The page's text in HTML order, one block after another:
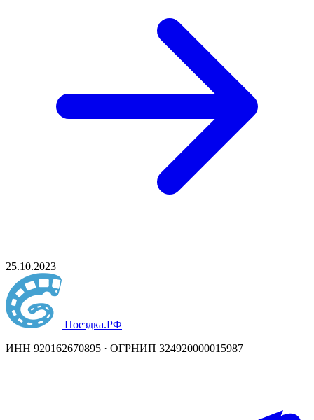
25.10.2023
Поездка.РФ
ИНН 920162670895 · ОГРНИП 324920000015987